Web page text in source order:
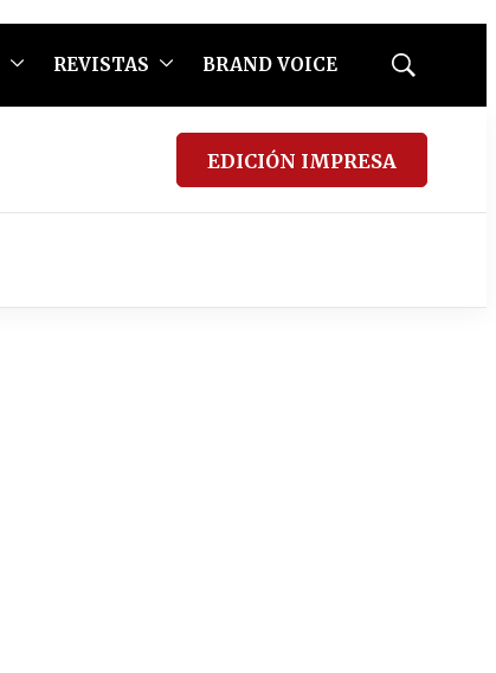
REVISTAS BRAND VOICE
Mostrar
EDICIÓN IMPRESA